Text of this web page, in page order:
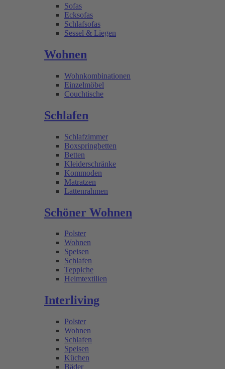
Sofas
Ecksofas
Schlafsofas
Sessel & Liegen
Wohnen
Wohnkombinationen
Einzelmöbel
Couchtische
Schlafen
Schlafzimmer
Boxspringbetten
Betten
Kleiderschränke
Kommoden
Matratzen
Lattenrahmen
Schöner Wohnen
Polster
Wohnen
Speisen
Schlafen
Teppiche
Heimtextilien
Interliving
Polster
Wohnen
Schlafen
Speisen
Küchen
Bäder